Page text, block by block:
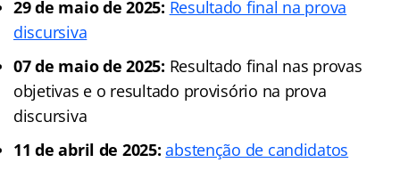
29 de maio de 2025: Resultado final na prova
discursiva
07 de maio de 2025: Resultado final nas provas
objetivas e o resultado provisório na prova
discursiva
11 de abril de 2025:abstenção de candidatos